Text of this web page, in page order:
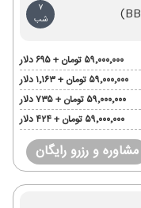
7
شب
۵۹٬۰۰۰٬۰۰۰ تومان + ۶۹۵ دلار
۵۹٬۰۰۰٬۰۰۰ تومان + ۱٬۱۶۳ دلار
۵۹٬۰۰۰٬۰۰۰ تومان + ۷۳۵ دلار
۵۹٬۰۰۰٬۰۰۰ تومان + ۴۲۴ دلار
مشاوره و رزرو رایگان